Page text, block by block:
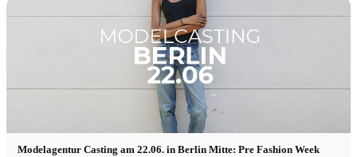
Modelagentur Casting am 22.06. in Berlin Mitte: Pre Fashion Week